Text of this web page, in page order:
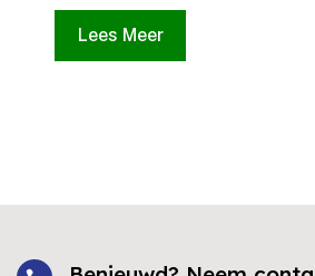
Lees Meer